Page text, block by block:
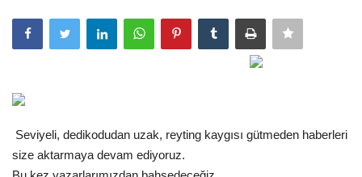
Eğitim
Spor
Seviyeli, dedikodudan uzak, reyting kaygısı gütmeden haberleri
size aktarmaya devam ediyoruz.